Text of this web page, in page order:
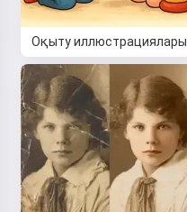
Оқыту иллюстрациялары